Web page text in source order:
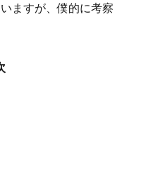
ますが、僕的に考察